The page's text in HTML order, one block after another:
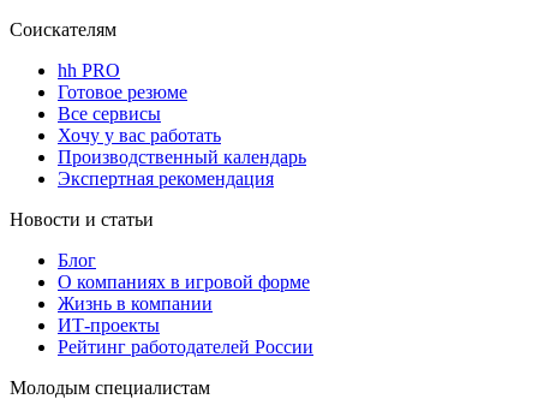
Соискателям
hh PRO
Готовое резюме
Все сервисы
Хочу у вас работать
Производственный календарь
Экспертная рекомендация
Новости и статьи
Блог
О компаниях в игровой форме
Жизнь в компании
ИТ-проекты
Рейтинг работодателей России
Молодым специалистам